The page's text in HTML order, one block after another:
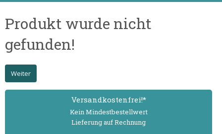
Produkt wurde nicht
gefunden!
Weiter
Versand­kostenfrei!*
Kein Mindest­bestell­wert
Lieferung auf Rechnung